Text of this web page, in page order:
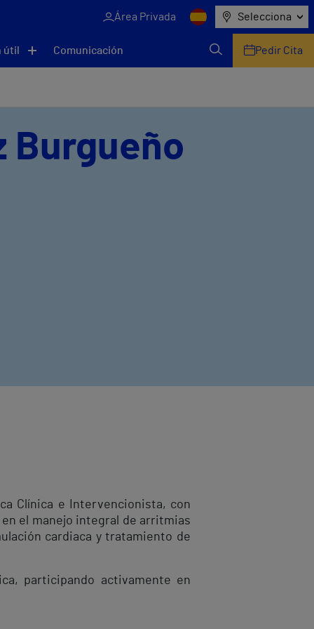
Área Privada Selecciona
útil Comunicación Pedir Cita
Burgueño
Clínica e Intervencionista, con
el manejo integral de arritmias
cardiaca y tratamiento de
participando activamente en